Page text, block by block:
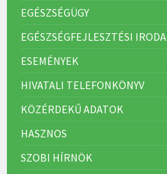
EGÉSZSÉGÜGY
EGÉSZSÉGFEJLESZTÉSI IRODA
ESEMÉNYEK
HIVATALI TELEFONKÖNYV
KÖZÉRDEKŰ ADATOK
HASZNOS
SZOBI HÍRNÖK